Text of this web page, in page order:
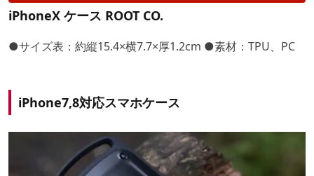
iPhoneX ケース ROOT CO.
●サイズ表：約縦15.4×横7.7×厚1.2cm ●素材：TPU、PC
iPhone7,8対応スマホケース